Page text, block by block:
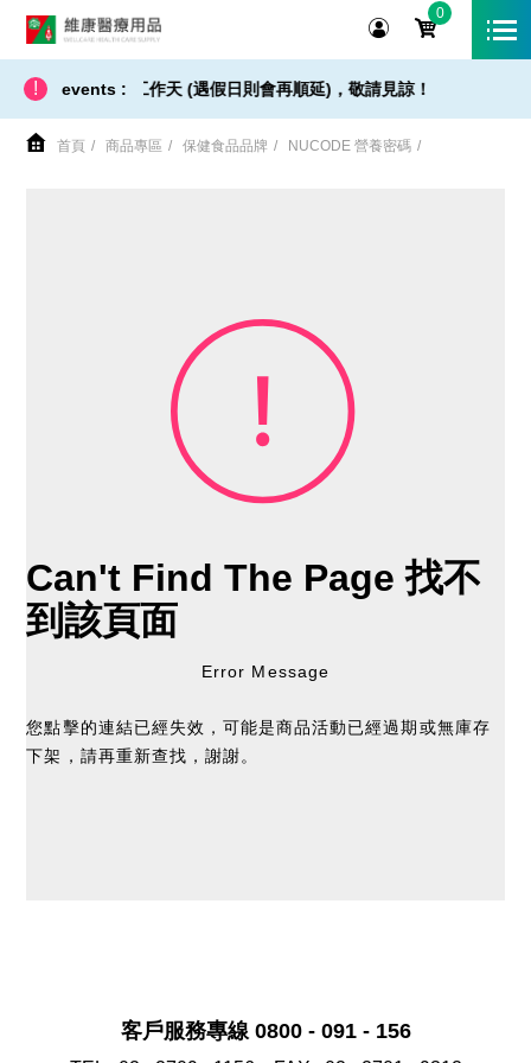
0
! events :
需要 7 ~ 10 個工作天 (遇假日則會再順延)，敬請見諒！
首頁 商品專區 保健食品品牌 NUCODE 營養密碼
Can't Find The Page找不
到該頁面
Error Message
您點擊的連結已經失效，可能是商品活動已經過期或無庫存
下架，請再重新查找，謝謝。
客戶服務專線 0800 - 091 - 156